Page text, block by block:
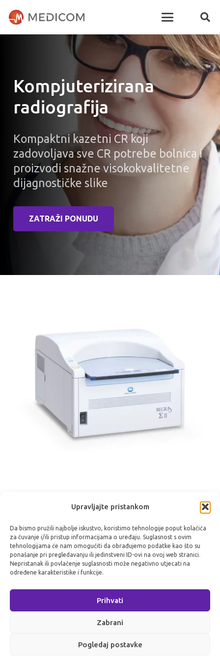
Upravljajte pristankom
Da bismo pružili najbolje iskustvo, koristimo tehnologije poput kolačića
za čuvanje i/ili pristup informacijama o uređaju. Suglasnost s ovim
tehnologijama će nam omogućiti da obrađujemo podatke kao što su
ponašanje pri pregledavanju ili jedinstveni ID-ovi na ovoj web stranici.
Nepristanak ili povlačenje suglasnosti može negativno utjecati na
određene karakteristike i funkcije.
Prihvati
Zabrani
Pogledaj postavke
Kompjuterizirana
radiografija
Kompaktni kazetni CR koji
zadovoljava sve CR potrebe bolnica i
proizvodi snažne visokokvalitetne
dijagnostičke slike
ZATRAŽI PONUDU
Pogledajte proizvod
Kontakt
pon-pet od 8 do 16 sati
+385 1 2396 666